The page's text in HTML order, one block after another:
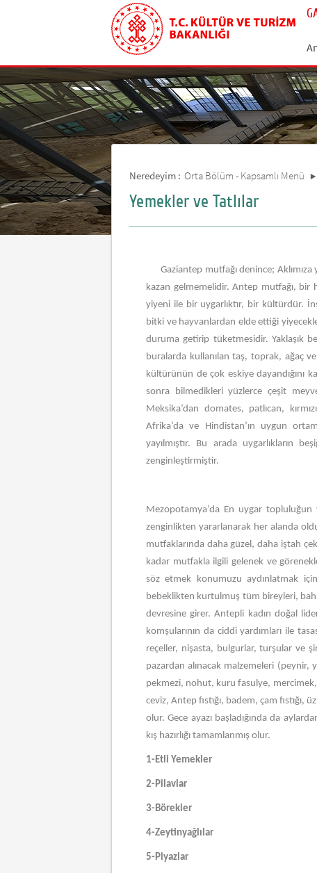
Neredeyim : Orta Bölüm - Kapsamlı Menü
Yemekler ve Tatlılar
Gaziantep mutfağı denince;
kazan gelmemelidir. Antep mutfağı, bir
yiyeni ile bir uygarlıktır, bir kültürdür.
bitki ve hayvanlardan elde ettiği
duruma getirip tüketmesidir. Yaklaşık
buralarda kullanılan taş, toprak, ağaç
kültürünün de çok eskiye dayandığını
sonra bilmedikleri yüzlerce çeşit
Meksika’dan domates, patlıcan,
Afrika’da ve Hindistan’ın uygun
yayılmıştır. Bu arada uygarlıkların
zenginleştirmiştir.
Mezopotamya’da En uygar topluluğun
zenginlikten yararlanarak her alanda
mutfaklarında daha güzel, daha iştah
kadar mutfakla ilgili gelenek ve
söz etmek konumuzu aydınlatmak
bebeklikten kurtulmuş tüm bireyleri,
devresine girer. Antepli kadın doğal
komşularının da ciddi yardımları ile
reçeller, nişasta, bulgurlar, turşular ve
pazardan alınacak malzemeleri
pekmezi, nohut, kuru fasulye,
ceviz, Antep fıstığı, badem, çam
olur. Gece ayazı başladığında da
kış hazırlığı tamamlanmış olur.
1-Etli Yemekler
2-Pilavlar
3-Börekler
4-Zeytinyağlılar
5-Piyazlar